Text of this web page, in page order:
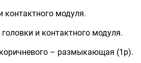
контактного модуля.
и контактного модуля.
– размыкающая (1р).